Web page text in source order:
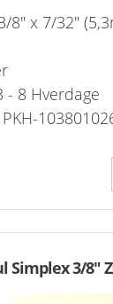
8" x 7/32"
- 8 Hverdage
3/8"